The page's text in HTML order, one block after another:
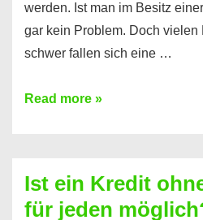
werden. Ist man im Besitz
gar kein Problem. Doch vielen
schwer fallen sich eine …
Kreditkarte
Prepaid
ist
Read more »
Ist ein Kredit
für jeden